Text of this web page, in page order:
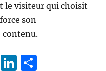
le visiteur qui choisit
son
contenu.
R
Li